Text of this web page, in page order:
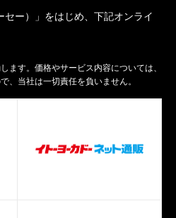
セー）」をはじめ、下記オンライ
ます。価格やサービス内容については、
、当社は一切責任を負いません。